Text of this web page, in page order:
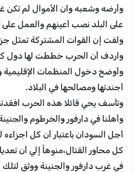
وأرضه وشعبه وان الأموال لم تكن
على البلد نصب أعينهم والعمل على
ولفت إن القوات المشتركة تمثل
واردف أن الحرب خططت لها دول
وأوضح دخول المنظمات الإقليمية
أجندتها ومصالحها في البلاد.
وتأسف يحي قائلا هذه الحرب
وأهلنا في دارفور والخرطوم
أجل السودان باعتبار أن كل
كل محاور القتال،منوهاً إلي أن
في غرب دارفور والجنينة ووثق لتلك